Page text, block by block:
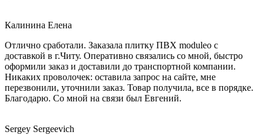
Калинина Елена
Отлично сработали. Заказала плитку ПВХ moduleo с
доставкой в г.Читу. Оперативно связались со мной, быстро
оформили заказ и доставили до транспортной компании.
Никаких проволочек: оставила запрос на сайте, мне
перезвонили, уточнили заказ. Товар получила, все в порядке.
Благодарю. Со мной на связи был Евгений.
Sergey Sergeevich